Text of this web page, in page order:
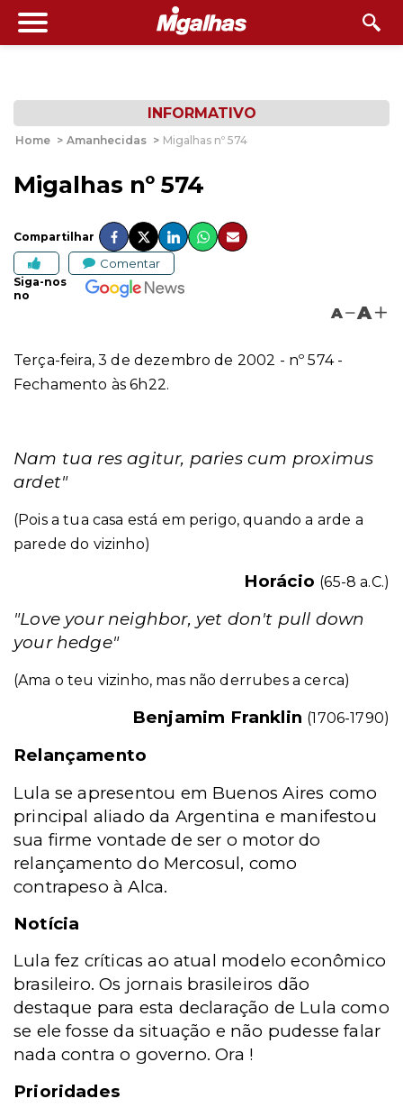
INFORMATIVO
Home > Amanhecidas > Migalhas nº 574
Migalhas nº 574
Compartilhar
Comentar
Siga-nos
no
A A
Terça-feira, 3 de dezembro de 2002 - nº 574 -
Fechamento às 6h22.
Nam tua res agitur, paries cum proximus
ardet"
(Pois a tua casa está em perigo, quando a arde a
parede do vizinho)
Horácio (65-8 a.C.)
"Love your neighbor, yet don't pull down
your hedge"
(Ama o teu vizinho, mas não derrubes a cerca)
Benjamim Franklin (1706-1790)
Relançamento
Lula se apresentou em Buenos Aires como
principal aliado da Argentina e manifestou
sua firme vontade de ser o motor do
relançamento do Mercosul, como
contrapeso à Alca.
Notícia
Lula fez críticas ao atual modelo econômico
brasileiro. Os jornais brasileiros dão
destaque para esta declaração de Lula como
se ele fosse da situação e não pudesse falar
nada contra o governo. Ora !
Prioridades